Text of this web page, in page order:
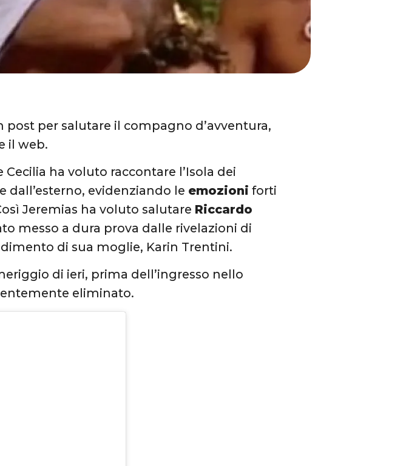
post per salutare il compagno d’avventura,
il web.
Cecilia ha voluto raccontare l’Isola dei
dall’esterno, evidenziando le emozioni forti
Jeremias ha voluto salutare Riccardo
messo a dura prova dalle rivelazioni di
di sua moglie, Karin Trentini.
di ieri, prima dell’ingresso nello
eliminato.